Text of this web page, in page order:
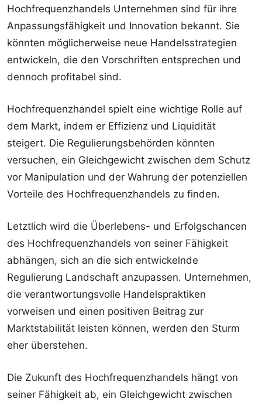
Hochfrequenzhandels Unternehmen sind für ihre
Anpassungsfähigkeit und Innovation bekannt. Sie
könnten möglicherweise neue Handelsstrategien
entwickeln, die den Vorschriften entsprechen und
dennoch profitabel sind.
Hochfrequenzhandel spielt eine wichtige Rolle auf
dem Markt, indem er Effizienz und Liquidität
steigert. Die Regulierungsbehörden könnten
versuchen, ein Gleichgewicht zwischen dem Schutz
vor Manipulation und der Wahrung der potenziellen
Vorteile des Hochfrequenzhandels zu finden.
Letztlich wird die Überlebens- und Erfolgschancen
des Hochfrequenzhandels von seiner Fähigkeit
abhängen, sich an die sich entwickelnde
Regulierung Landschaft anzupassen. Unternehmen,
die verantwortungsvolle Handelspraktiken
vorweisen und einen positiven Beitrag zur
Marktstabilität leisten können, werden den Sturm
eher überstehen.
Die Zukunft des Hochfrequenzhandels hängt von
seiner Fähigkeit ab, ein Gleichgewicht zwischen